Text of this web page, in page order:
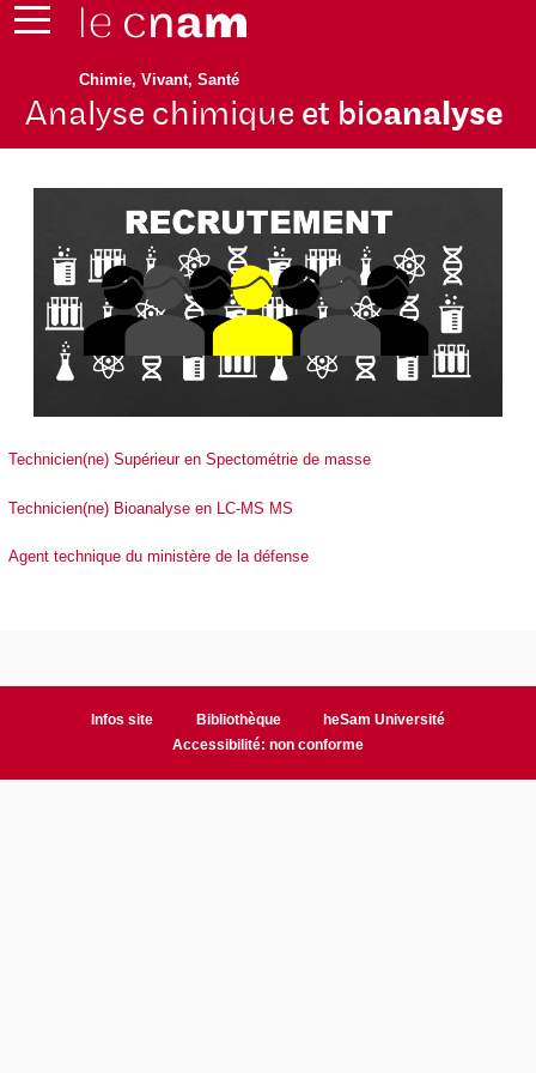
Chimie, Vivant, Santé
Analyse chimique et bioanalyse
Technicien(ne) Supérieur en Spectométrie de masse
Technicien(ne) Bioanalyse en LC-MS MS
Agent technique du ministère de la défense
Infos site Bibliothèque
heSam Université
Accessibilité: non conforme